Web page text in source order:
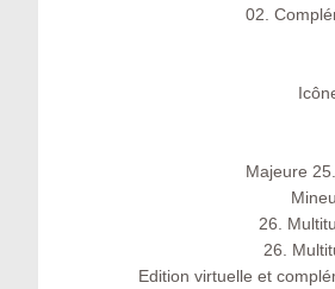
02.
Majeure
26.
26.
Edition virtuelle et